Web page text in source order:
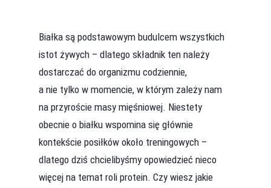
Białka są podstawowym budulcem wszystkich
istot żywych – dlatego składnik ten należy
dostarczać do organizmu codziennie,
a nie tylko w momencie, w którym zależy nam
na przyroście masy mięśniowej. Niestety
obecnie o białku wspomina się głównie
kontekście posiłków około treningowych –
dlatego dziś chcielibyśmy opowiedzieć nieco
więcej na temat roli protein. Czy wiesz jakie